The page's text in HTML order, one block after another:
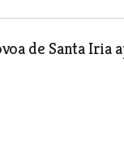
de Santa Iria